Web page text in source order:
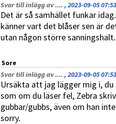
Svar till inlägg av.... , 2023-09-05 07:53
Det är så samhället funkar
känner vart det blåser sen är
utan någon större sanningshalt.
Sore
Svar till inlägg av.... , 2023-09-05 07:53
Ursäkta att jag lägger mig i,
som om du läser fel, Zebra
gubbar/gubbs, även om han
sorry.